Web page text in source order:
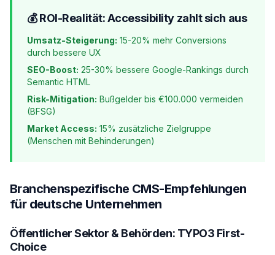
💰 ROI-Realität: Accessibility zahlt sich aus
Umsatz-Steigerung: 15-20% mehr Conversions
durch bessere UX
SEO-Boost: 25-30% bessere Google-Rankings durch
Semantic HTML
Risk-Mitigation: Bußgelder bis €100.000 vermeiden
(BFSG)
Market Access: 15% zusätzliche Zielgruppe
(Menschen mit Behinderungen)
Branchenspezifische CMS-Empfehlungen
für deutsche Unternehmen
Öffentlicher Sektor & Behörden: TYPO3 First-
Choice